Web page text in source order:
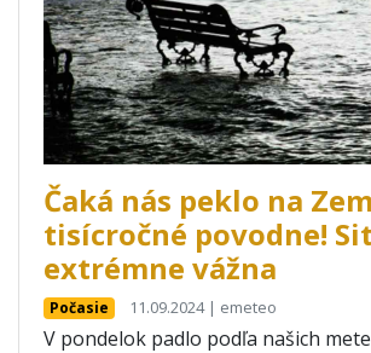
Čaká nás peklo na
tisícročné povodne!
extrémne vážna
Počasie 11.09.2024 | emeteo
V pondelok padlo podľa našich